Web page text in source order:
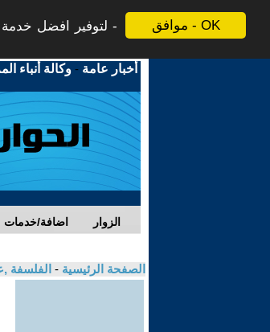
موافق - OK
لتوفير افضل
أخبار عامة -وكالة أنباء
اضافة/خدمات الزوار
الصفحة الرئيسية - الفلسفة